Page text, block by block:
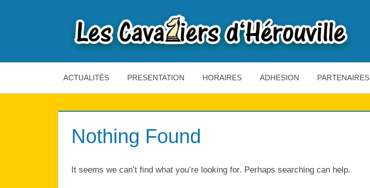
Les
Cavaliers
ACTUALITÉS PRESENTATION HORAIRES ADHESION PARTENAIRES
Nothing Found
It seems we can’t find what you’re looking for. Perhaps searching can help.